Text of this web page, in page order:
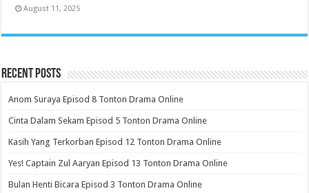
August 11, 2025
Recent Posts
Anom Suraya Episod 8 Tonton Drama Online
Cinta Dalam Sekam Episod 5 Tonton Drama Online
Kasih Yang Terkorban Episod 12 Tonton Drama Online
Yes! Captain Zul Aaryan Episod 13 Tonton Drama Online
Bulan Henti Bicara Episod 3 Tonton Drama Online